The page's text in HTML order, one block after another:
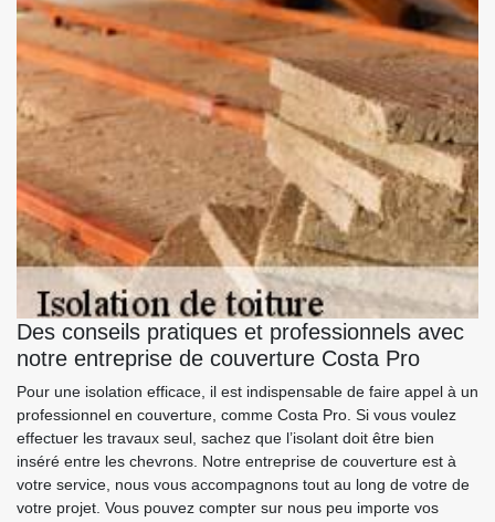
Des conseils pratiques et professionnels avec
notre entreprise de couverture Costa Pro
Pour une isolation efficace, il est indispensable de faire appel à un
professionnel en couverture, comme Costa Pro. Si vous voulez
effectuer les travaux seul, sachez que l’isolant doit être bien
inséré entre les chevrons. Notre entreprise de couverture est à
votre service, nous vous accompagnons tout au long de votre de
votre projet. Vous pouvez compter sur nous peu importe vos